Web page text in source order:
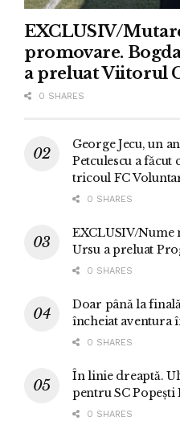
EXCLUSIV/
promovare.
a preluat Viitorul
0 SHARES
George Jecu, un
Petculescu a
tricoul FC
0 SHARES
EXCLUSIV/Nume
Ursu a preluat
0 SHARES
Doar până la
încheiat aventura
0 SHARES
În linie dreaptă.
pentru SC
0 SHARES